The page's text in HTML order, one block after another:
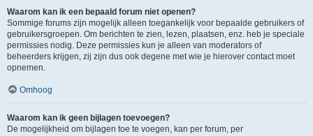
Waarom kan ik een bepaald forum niet openen?
Sommige forums zijn mogelijk alleen toegankelijk voor bepaalde gebruikers of
gebruikersgroepen. Om berichten te zien, lezen, plaatsen, enz. heb je speciale
permissies nodig. Deze permissies kun je alleen van moderators of
beheerders krijgen, zij zijn dus ook degene met wie je hierover contact moet
opnemen.
Omhoog
Waarom kan ik geen bijlagen toevoegen?
De mogelijkheid om bijlagen toe te voegen, kan per forum, per